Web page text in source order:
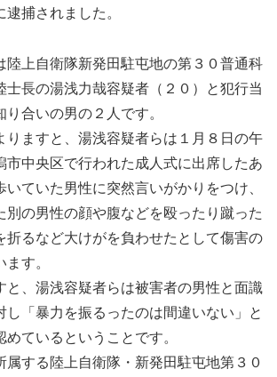
捕されました。
上自衛隊新発田駐屯地の第３０普通科
士長の湯浅力哉容疑者（２０）と犯行当
合いの男の２人です。
ますと、湯浅容疑者らは１月８日の午
市中央区で行われた成人式に出席したあ
いていた男性に突然言いがかりをつけ、
別の男性の顔や腹などを殴ったり蹴った
折るなど大けがを負わせたとして傷害の
す。
、湯浅容疑者らは被害者の男性と面識
し「暴力を振るったのは間違いない」と
めているということです。
する陸上自衛隊・新発田駐屯地第３０